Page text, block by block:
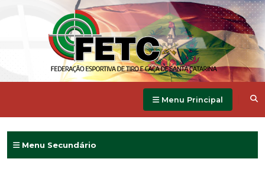
Menu Principal
Menu Secundário